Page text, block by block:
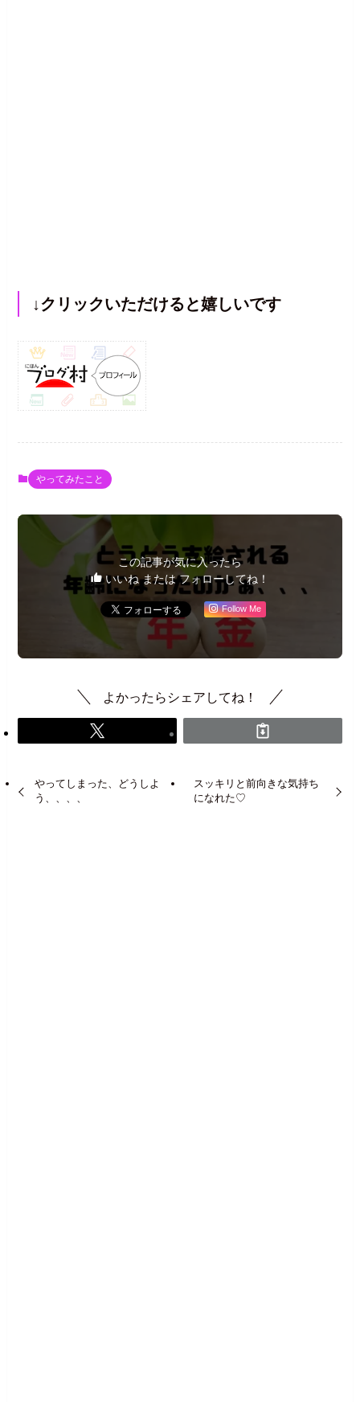
↓クリックいただけると嬉しいです
やってみたこと
この記事が気に入ったら
いいね または フォローしてね！
Follow Me
よかったらシェアしてね！
やってしまった、どうしよ
う、、、、
スッキリと前向きな気持ち
になれた♡